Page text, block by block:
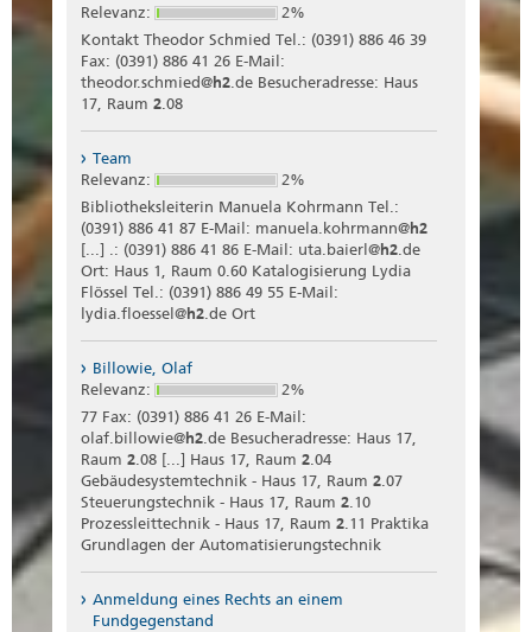
Relevanz:
2%
Kontakt Theodor Schmied Tel.: (0391) 886 46 39
Fax: (0391) 886 41 26 E-Mail:
theodor.schmied@h2.de Besucheradresse: Haus
17, Raum 2.08
Team
Relevanz:
2%
Bibliotheksleiterin Manuela Kohrmann Tel.:
(0391) 886 41 87 E-Mail: manuela.kohrmann@h2
[...] .: (0391) 886 41 86 E-Mail: uta.baierl@h2.de
Ort: Haus 1, Raum 0.60 Katalogisierung Lydia
Flössel Tel.: (0391) 886 49 55 E-Mail:
lydia.floessel@h2.de Ort
Billowie, Olaf
Relevanz:
2%
77 Fax: (0391) 886 41 26 E-Mail:
olaf.billowie@h2.de Besucheradresse: Haus 17,
Raum 2.08 [...] Haus 17, Raum 2.04
Gebäudesystemtechnik - Haus 17, Raum 2.07
Steuerungstechnik - Haus 17, Raum 2.10
Prozessleittechnik - Haus 17, Raum 2.11 Praktika
Grundlagen der Automatisierungstechnik
Anmeldung eines Rechts an einem
Fundgegenstand